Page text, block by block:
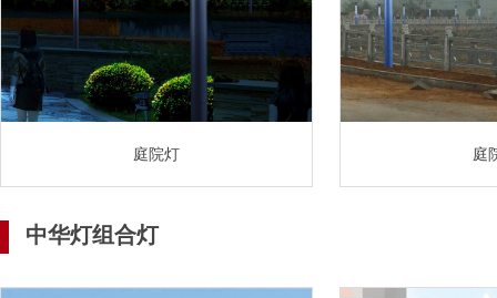
庭院灯 庭
中华灯组合灯